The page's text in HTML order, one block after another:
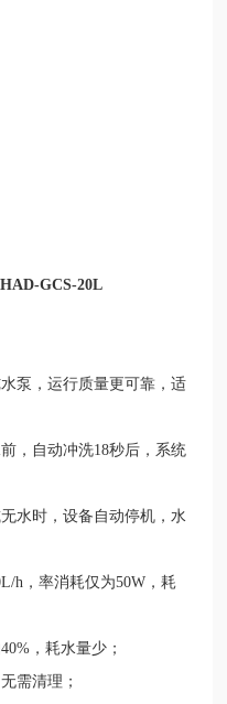
HAD-GCS-20L
泵，运行质量更可靠，适
，自动冲洗18秒后，系统
水时，设备自动停机，水
h ，率消耗仅为50W ，耗
40% ，耗水量少；
需清理；